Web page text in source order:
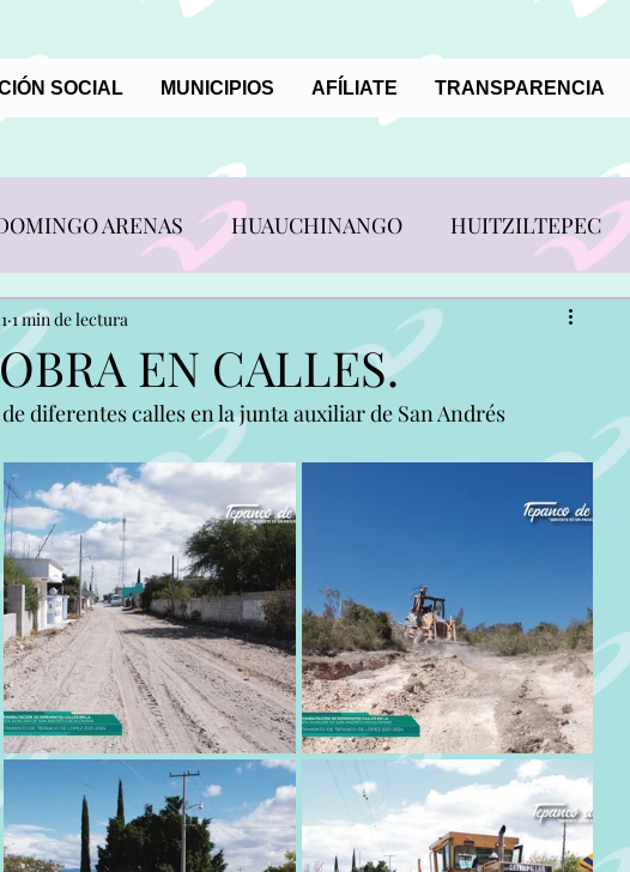
SOCIAL MUNICIPIOS AFÍLIATE TRANSPARENCIA
ARENAS HUAUCHINANGO HUITZILTEPEC
REVISTAS ALIANCISTAS
SAN PEDRO YELOIXTLAHUACA TEPANCO DE LÓPEZ
XAYACATLAN DE BRAVO ZACAPOAXTLA
EN CALLES.
1 min de lectura
diferentes calles en la junta auxiliar de San Andrés